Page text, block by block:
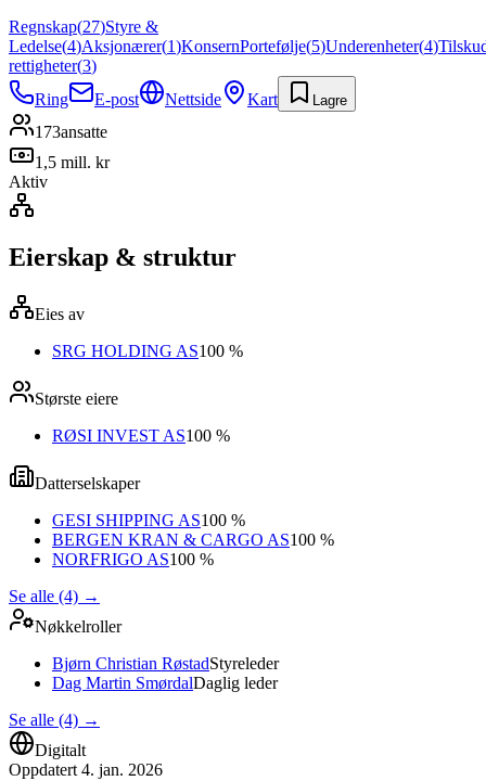
Regnskap(27)Styre &
Ledelse(4)Aksjonærer(1)KonsernPortefølje(5)Underenheter(4)
rettigheter(3)
Ring
E-post Nettside Kart Lagre
173ansatte
1,5 mill. kr
Aktiv
Eierskap & struktur
Eies av
SRG HOLDING AS100 %
Største eiere
RØSI INVEST AS100 %
Datterselskaper
GESI SHIPPING AS100 %
BERGEN KRAN & CARGO AS100 %
NORFRIGO AS100 %
Se alle (4) →
Nøkkelroller
Bjørn Christian RøstadStyreleder
Dag Martin SmørdalDaglig leder
Se alle (4) →
Digitalt
Oppdatert 4. jan. 2026